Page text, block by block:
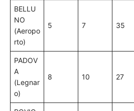
BELLU
NO
(Aeropo
rto)
5 7 35
PADOV
A
(Legnar
o)
8 10 27